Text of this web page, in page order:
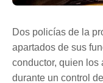
Dos policías de la
apartados de sus
conductor, quien los
durante un control